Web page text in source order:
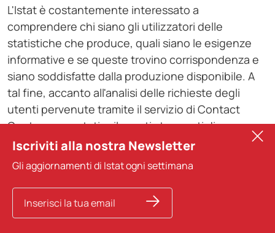
L'Istat è costantemente interessato a
comprendere chi siano gli utilizzatori delle
statistiche che produce, quali siano le esigenze
informative e se queste trovino corrispondenza e
siano soddisfatte dalla produzione disponibile. A
tal fine, accanto all'analisi delle richieste degli
utenti pervenute tramite il servizio di Contact
Centre, sono stati sviluppati strumenti di
consultazione diretta, come l'indagine annuale
online di Customer satisfaction per i prodotti
offerti, e strumenti indiretti, come quelli di analisi
degli accessi e dei percorsi di navigazione sul sito
istituzionale e sul data warehouse.
Iscriviti alla nostra Newsletter
Gli aggiornamenti di Istat ogni settimana